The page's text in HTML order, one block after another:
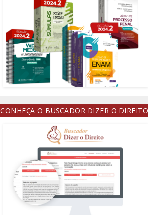
CONHEÇA O BUSCADOR DIZER O DIREITO